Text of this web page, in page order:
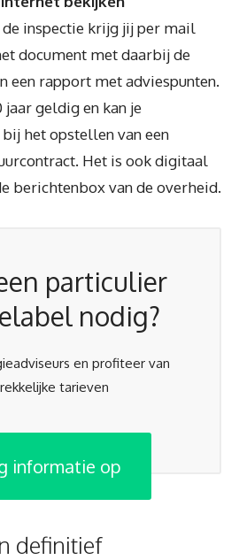
de inspectie krijg jij per mail
document met daarbij de
een rapport met adviespunten.
jaar geldig en kan je
het opstellen van een
Het is ook digitaal
berichtenbox van de overheid.
particulier
nodig?
en profiteer van
tarieven
informatie op
definitief